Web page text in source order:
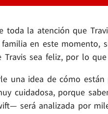
toda la atención que
en este momento,
Travis sea feliz, por lo
una idea de cómo
cuidadosa, porque
será analizada por